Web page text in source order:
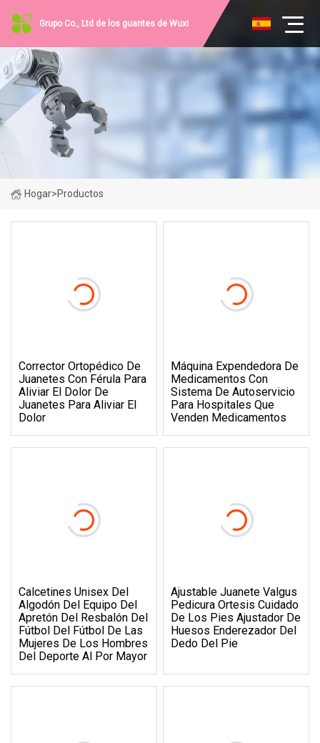
Grupo Co., Ltd de los guantes de Wuxi
Hogar>Productos
Corrector Ortopédico De
Juanetes Con Férula Para
Aliviar El Dolor De
Juanetes Para Aliviar El
Dolor
Máquina Expendedora De
Medicamentos Con
Sistema De Autoservicio
Para Hospitales Que
Venden Medicamentos
Calcetines Unisex Del
Algodón Del Equipo Del
Apretón Del Resbalón Del
Fútbol Del Fútbol De Las
Mujeres De Los Hombres
Del Deporte Al Por Mayor
Ajustable Juanete Valgus
Pedicura Ortesis Cuidado
De Los Pies Ajustador De
Huesos Enderezador Del
Dedo Del Pie